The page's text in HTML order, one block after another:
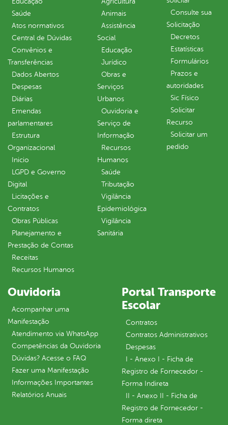
Saúde
Atos normativos
Central de Dúvidas
Convênios e
Transferências
Dados Abertos
Despesas
Diárias
Emendas
parlamentares
Estrutura
Organizacional
Inicio
LGPD e Governo
Digital
Licitações e
Contratos
Obras Públicas
Planejamento e
Prestação de Contas
Receitas
Recursos Humanos
Animais
Assistência
Social
Educação
Jurídico
Obras e
Serviços
Urbanos
Ouvidoria e
Serviço de
Informação
Recursos
Humanos
Saúde
Tributação
Vigilância
Epidemiológica
Vigilância
Sanitária
Consulte sua
Solicitação
Decretos
Estatísticas
Formulários
Prazos e
autoridades
Sic Físico
Solicitar
Recurso
Solicitar um
pedido
Ouvidoria
Acompanhar uma
Manifestação
Atendimento via WhatsApp
Competências da Ouvidoria
Dúvidas? Acesse o FAQ
Fazer uma Manifestação
Informações Importantes
Relatórios Anuais
Portal Transporte
Escolar
Contratos
Contratos Administrativos
Despesas
I - Anexo I - Ficha de
Registro de Fornecedor -
Forma Indireta
II - Anexo II - Ficha de
Registro de Fornecedor -
Forma direta